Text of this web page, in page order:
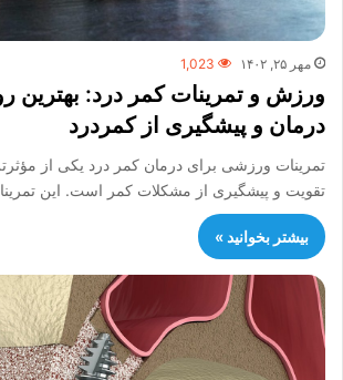
مهر ۲۵, ۱۴۰۲ 1,023
ورزش و تمرینات کمر درد: بهترین
درمان و پیشگیری از کمردرد
تمرینات ورزشی برای درمان کمر درد یکی از
تقویت و پیشگیری از مشکلات کمر است. این
بیشتر بخوانید »